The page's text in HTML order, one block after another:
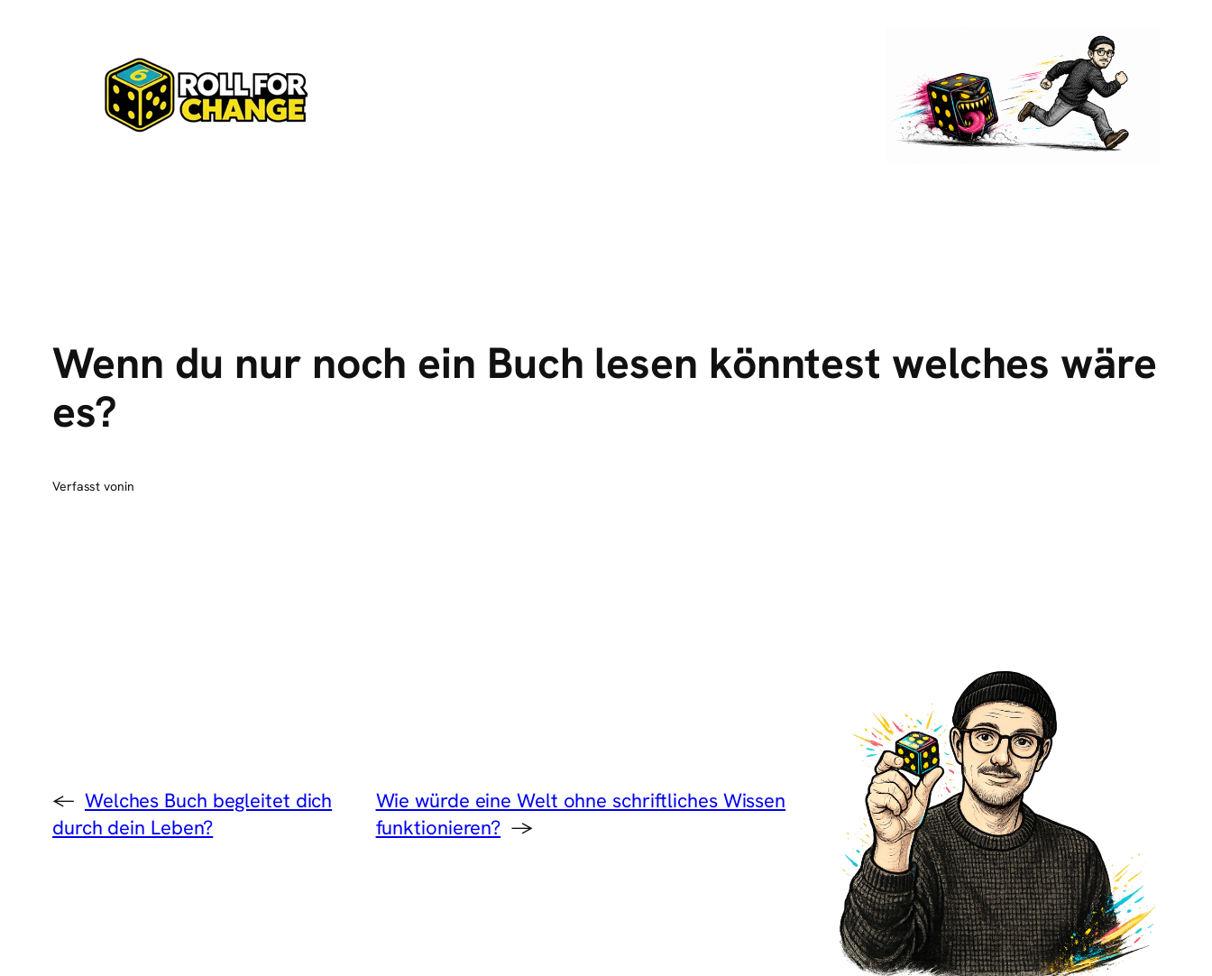
Wenn du nur noch ein Buch lesen könntest welches wäre
es?
Verfasst vonin
← Welches Buch begleitet dich
durch dein Leben?
Wie würde eine Welt ohne schriftliches Wissen
funktionieren? →